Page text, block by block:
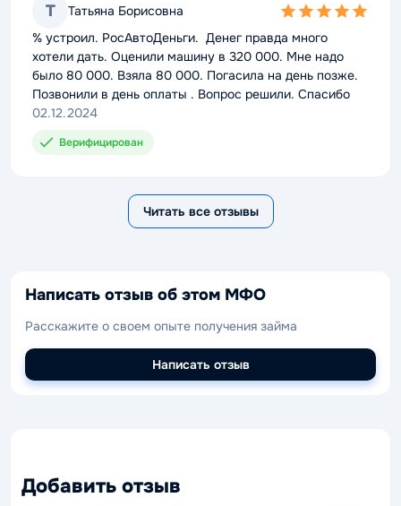
Т Татьяна Борисовна
5,0
rating
% устроил. РосАвтоДеньги. Денег правда много
хотели дать. Оценили машину в 320 000. Мне надо
было 80 000. Взяла 80 000. Погасила на день позже.
Позвонили в день оплаты . Вопрос решили. Спасибо
02.12.2024
Верифицирован
Читать все отзывы
Написать отзыв об этом МФО
Расскажите о своем опыте получения займа
Написать отзыв
Добавить отзыв